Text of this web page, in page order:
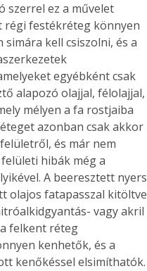
szerrel ez a művelet
régi festékréteg könnyen
kell csiszolni, és a
egyébként csak
alapozó olajjal, félolajjal,
mélyen a fa rostjaiba
azonban csak akkor
és már nem
hibák még a
A beeresztett nyers
olajos fatapasszal kitöltve
vagy akril
felkent réteg
kenhetők, és a
kenőkéssel elsimíthatók.